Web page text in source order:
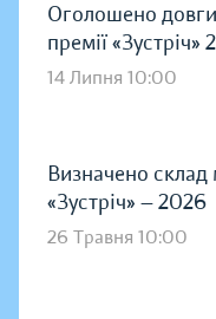
Оголошено
премії «Зустріч»
14 Липня 10:00
Визначено склад
«Зустріч» — 2026
26 Травня 10:00